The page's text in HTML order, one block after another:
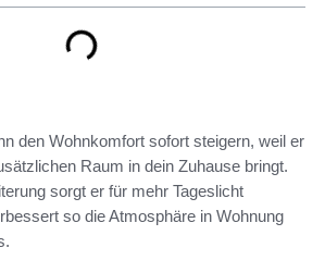
den Wohnkomfort sofort steigern, weil er
Raum in dein Zuhause bringt.
sorgt er für mehr Tageslicht
so die Atmosphäre in Wohnung